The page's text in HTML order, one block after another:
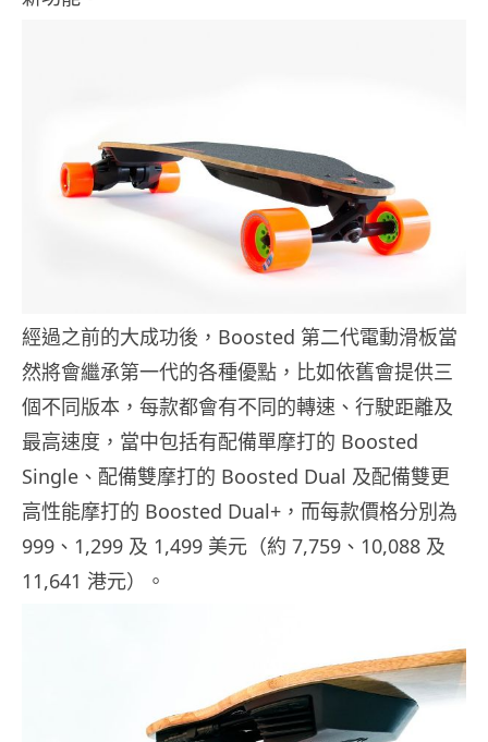
經過之前的大成功後，Boosted 第二代電動滑板當
然將會繼承第一代的各種優點，比如依舊會提供三
個不同版本，每款都會有不同的轉速、行駛距離及
最高速度，當中包括有配備單摩打的 Boosted
Single、配備雙摩打的 Boosted Dual 及配備雙更
高性能摩打的 Boosted Dual+，而每款價格分別為
999、1,299 及 1,499 美元（約 7,759、10,088 及
11,641 港元）。